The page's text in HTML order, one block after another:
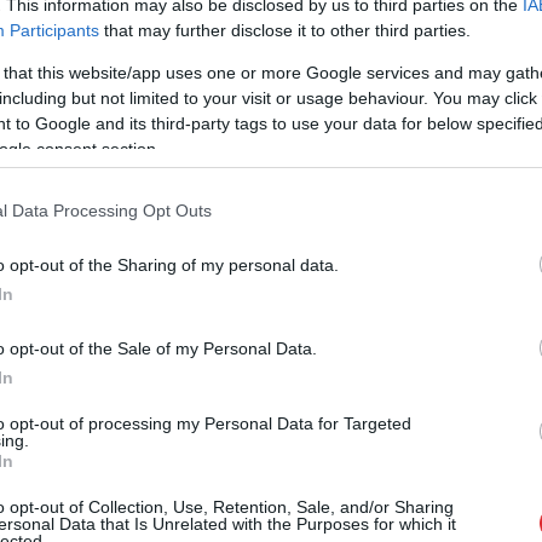
This information may also be disclosed by us to third parties on the
Participants that may further disclose it to other third parties.
that this website/app uses one or more Google services and may
but not limited to your visit or usage behaviour. You may
to Google and its third-party tags to use your data for below
consent section.
Data Processing Opt Outs
opt-out of the Sharing of my personal data.
opt-out of the Sale of my Personal Data.
opt-out of processing my Personal Data for Targeted
opt-out of Collection, Use, Retention, Sale, and/or Sharing
Data that Is Unrelated with the Purposes for which it
vienādi – un, pēc astroloģijas skatījuma, ir
kā nopietnākas vai pat “bez humora”,
raksturotas kā mazāk “humorīgas”,
formās. Un tieši tas arī padara
daudz viņi smejas, bet kā viņi to dara un par ko